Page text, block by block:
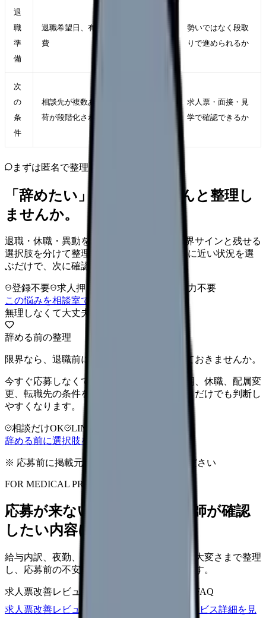
退
職
準
備
退職希望日、有休、引き継ぎ、生活
費
勢いではなく段取
りで進められるか
次
の
条
件
相談先が複数ある、教育や夜勤の負
荷が段階化されている職場
求人票・面接・見
学で確認できるか
まずは匿名で整理
「辞めたい」を、カンゴさんと整理し
ませんか。
退職・休職・異動を急いで決める前に、限界サインと残せる
選択肢を分けて整理します。 「辞めたい」に近い状況を選
ぶだけで、次に確認することまで進めます。
登録不要 求人押し売りなし
病院名は入力不要
この悩みを相談室で整理する
無理しなくて大丈夫
辞める前の整理
限界なら、退職前に次の逃げ道だけ確保しておきませんか。
今すぐ応募しなくても大丈夫です。退職時期、休職、配属変
更、転職先の条件を第三者に整理してもらうだけでも判断し
やすくなります。
相談だけOK LINE相談OK
辞める前に選択肢を確認する
※ 応募前に掲載元の最新情報を確認してください
FOR MEDICAL PROVIDERS
応募が来ない求人票を、看護師が確認
したい内容に直せます
給与内訳、夜勤、休日、教育、職場の正直な大変さまで整理
し、応募前の不安を減らす求人票へ改善します。
求人票改善レビュー
応募前FAQ
求人票改善レビューの見積もりを依頼
サービス詳細を見